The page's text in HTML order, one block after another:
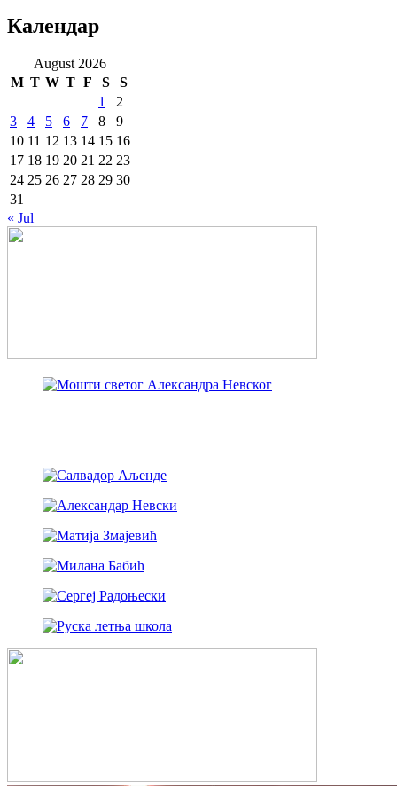
Календар
August 2026
M T W T F S
S
1
2
3
4 5 6 7 8
9
10 11 12 13 14 15 16
17 18 19 20 21 22 23
24 25 26 27 28 29 30
31
« Jul